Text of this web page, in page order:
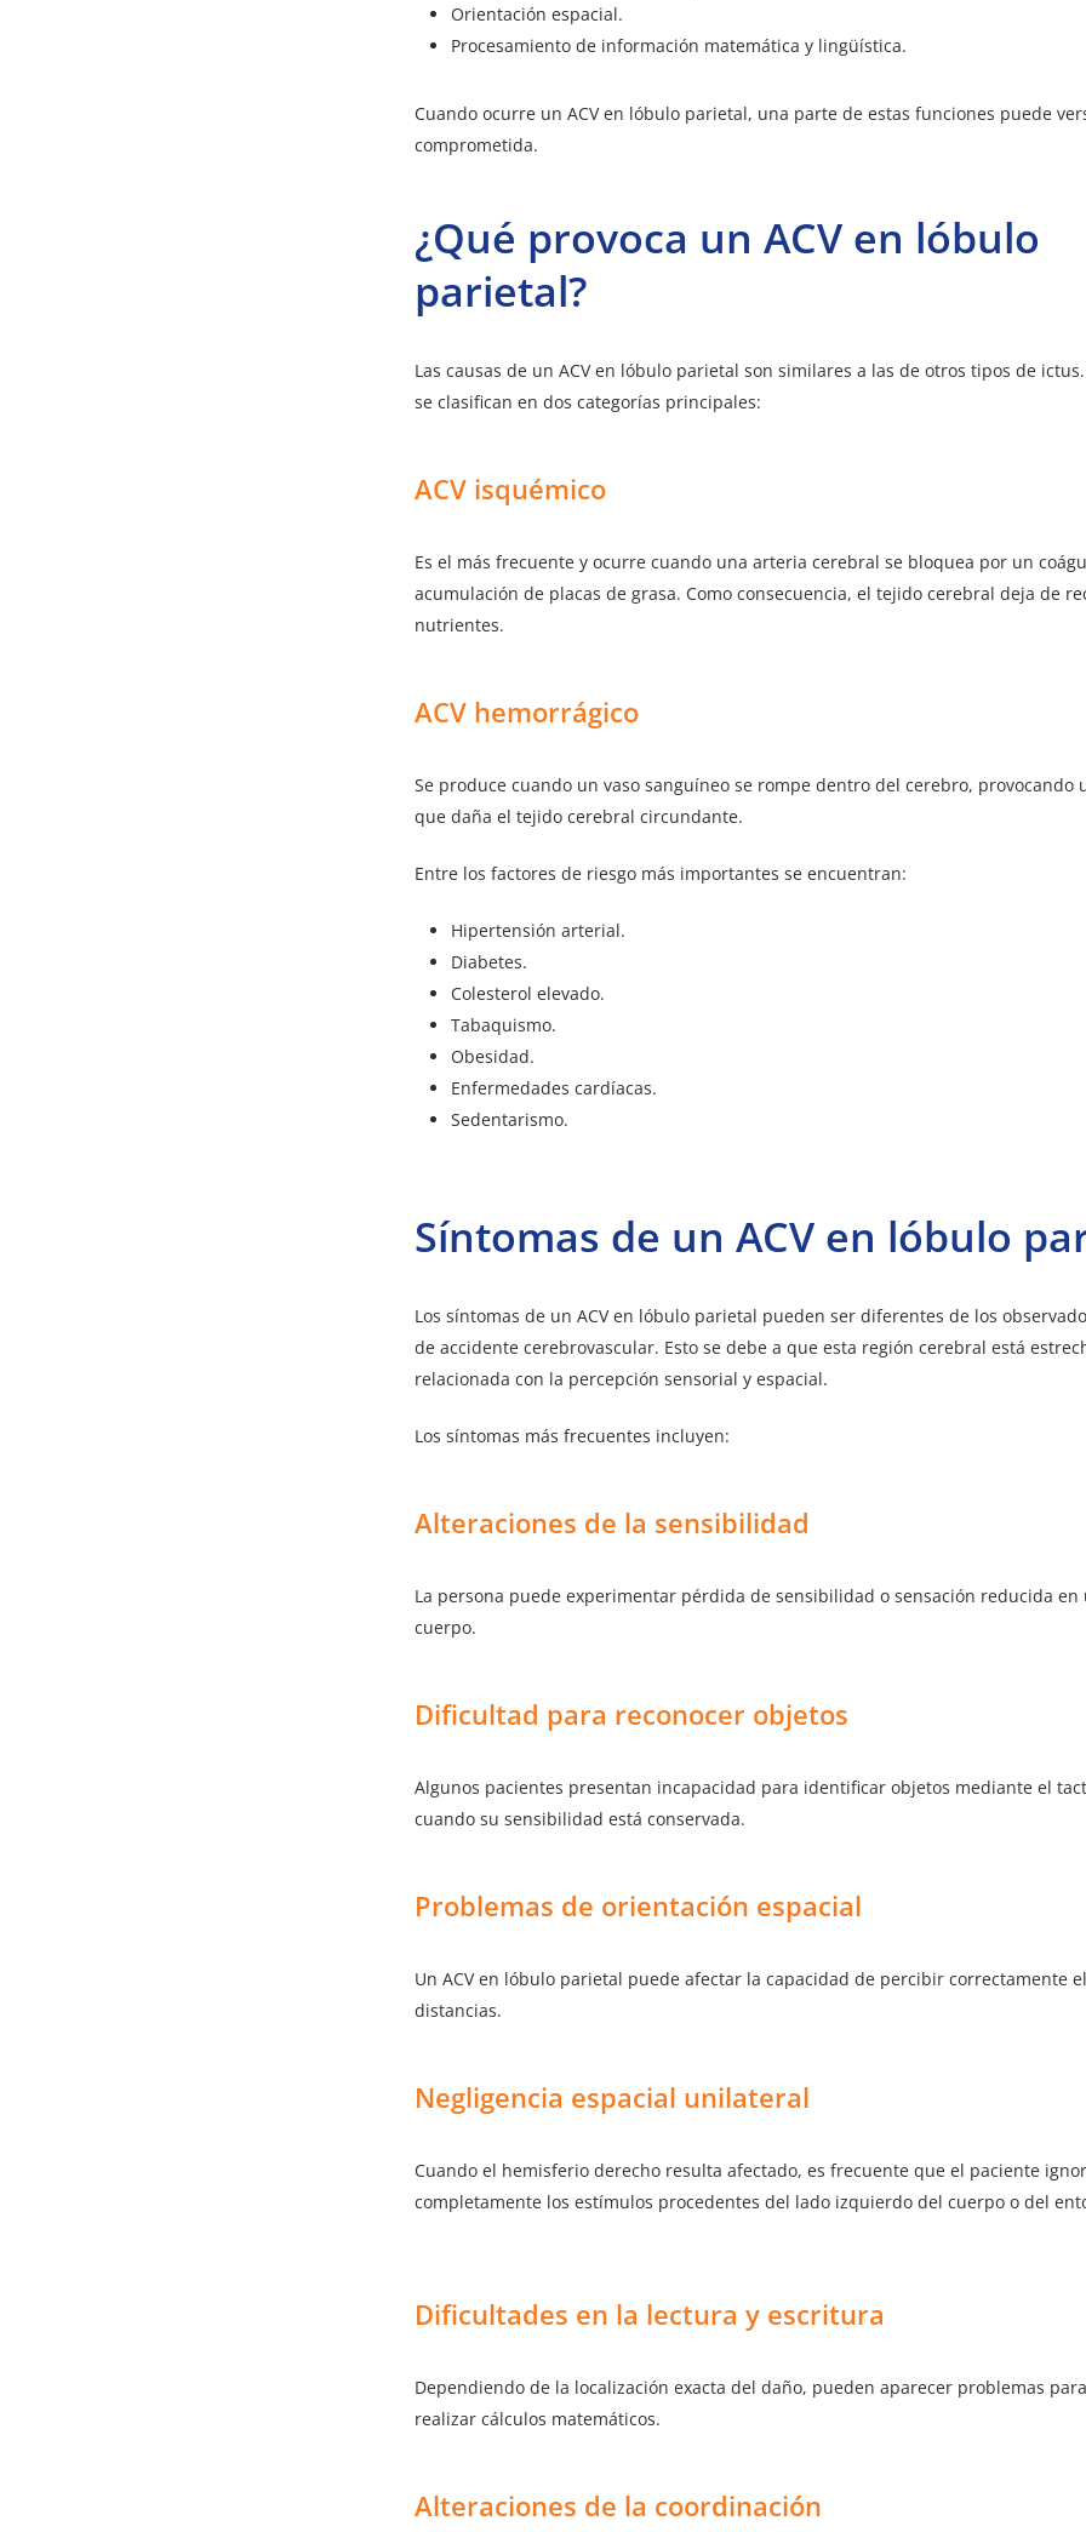
Orientación espacial.
Procesamiento de información matemática y lingüística.
Cuando ocurre un ACV en lóbulo parietal, una parte de estas funciones puede
comprometida.
¿Qué provoca un ACV en lóbulo
parietal?
Las causas de un ACV en lóbulo parietal son similares a las de otros tipos de
se clasifican en dos categorías principales:
ACV isquémico
Es el más frecuente y ocurre cuando una arteria cerebral se bloquea por un
acumulación de placas de grasa. Como consecuencia, el tejido cerebral deja de
nutrientes.
ACV hemorrágico
Se produce cuando un vaso sanguíneo se rompe dentro del cerebro, provocando
que daña el tejido cerebral circundante.
Entre los factores de riesgo más importantes se encuentran:
Hipertensión arterial.
Diabetes.
Colesterol elevado.
Tabaquismo.
Obesidad.
Enfermedades cardíacas.
Sedentarismo.
Síntomas de un ACV en lóbulo
Los síntomas de un ACV en lóbulo parietal pueden ser diferentes de los
de accidente cerebrovascular. Esto se debe a que esta región cerebral está
relacionada con la percepción sensorial y espacial.
Los síntomas más frecuentes incluyen:
Alteraciones de la sensibilidad
La persona puede experimentar pérdida de sensibilidad o sensación reducida en
cuerpo.
Dificultad para reconocer objetos
Algunos pacientes presentan incapacidad para identificar objetos mediante el
cuando su sensibilidad está conservada.
Problemas de orientación espacial
Un ACV en lóbulo parietal puede afectar la capacidad de percibir correctamente
distancias.
Negligencia espacial unilateral
Cuando el hemisferio derecho resulta afectado, es frecuente que el paciente
completamente los estímulos procedentes del lado izquierdo del cuerpo o del
Dificultades en la lectura y escritura
Dependiendo de la localización exacta del daño, pueden aparecer problemas
realizar cálculos matemáticos.
Alteraciones de la coordinación